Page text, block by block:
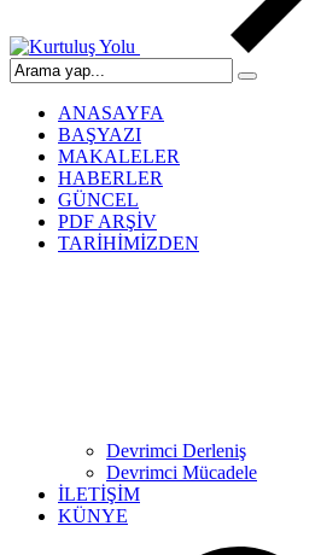
ANASAYFA
BAŞYAZI
MAKALELER
HABERLER
GÜNCEL
PDF ARŞİV
TARİHİMİZDEN
Devrimci Derleniş
Devrimci Mücadele
İLETİŞİM
KÜNYE